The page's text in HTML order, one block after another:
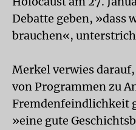
Debatte geben, »dass
brauchen«,
Merkel verwies
von Programmen zu
Fremdenfeindlichkeit
»eine gute